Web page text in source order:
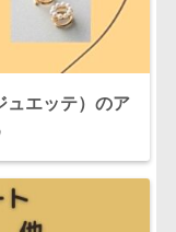
ュエッテ）のア